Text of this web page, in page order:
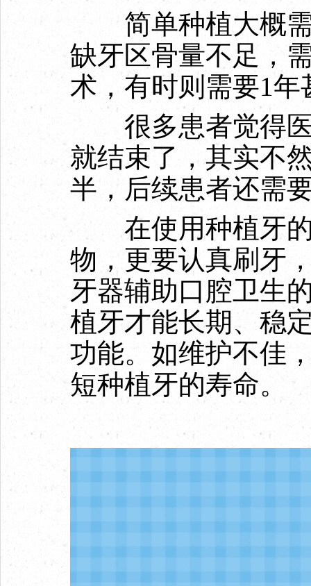
简单种植大概需
缺牙区骨量不足，
术，有时则需要1年
很多患者觉得医
就结束了，其实不
半，后续患者还需
在使用种植牙的
物，更要认真刷牙
牙器辅助口腔卫生
植牙才能长期、稳
功能。如维护不佳
短种植牙的寿命。